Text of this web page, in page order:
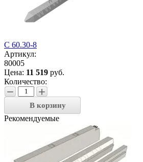
С 60.30-8
Артикул:
80005
Цена: 11 519 руб.
Количество:
− +
В корзину
Рекомендуемые